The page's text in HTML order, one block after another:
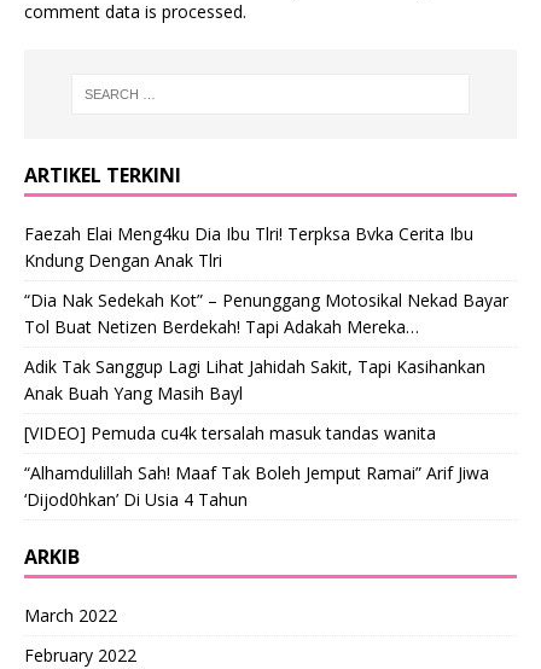
comment data is processed.
ARTIKEL TERKINI
Faezah Elai Meng4ku Dia Ibu Tlri! Terpksa Bvka Cerita Ibu
Kndung Dengan Anak Tlri
“Dia Nak Sedekah Kot” – Penunggang Motosikal Nekad Bayar
Tol Buat Netizen Berdekah! Tapi Adakah Mereka…
Adik Tak Sanggup Lagi Lihat Jahidah Sakit, Tapi Kasihankan
Anak Buah Yang Masih Bayl
[VIDEO] Pemuda cu4k tersalah masuk tandas wanita
“Alhamdulillah Sah! Maaf Tak Boleh Jemput Ramai” Arif Jiwa
‘Dijod0hkan’ Di Usia 4 Tahun
ARKIB
March 2022
February 2022